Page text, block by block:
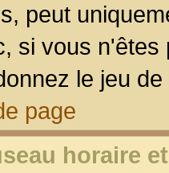
peut
si vous
le jeu
page
horaire